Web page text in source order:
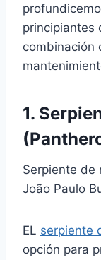
principiantes
combinación
1.
Serpiente de
João Paulo
EL serpiente
opción para